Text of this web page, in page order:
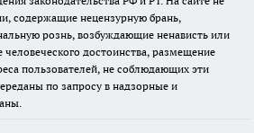
содержащие нецензурную брань,
рознь, возбуждающие ненависть или
достоинства, размещение
пользователей, не соблюдающих эти
по запросу в надзорные и